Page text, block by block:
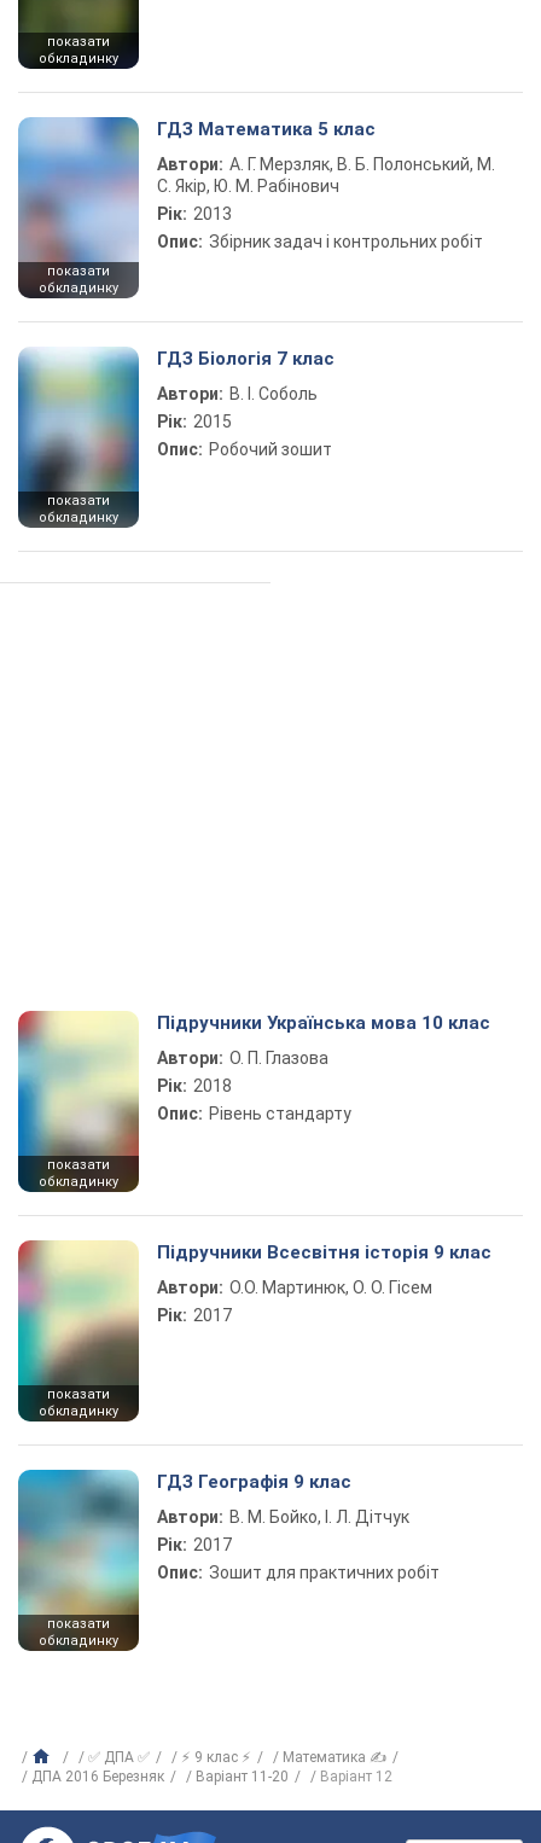
показати
обкладинку
показати
обкладинку
ГДЗ Математика 5 клас
Автори: А. Г. Мерзляк, В. Б. Полонський, М.
С. Якір, Ю. М. Рабінович
Рік: 2013
Опис: Збірник задач і контрольних робіт
показати
обкладинку
ГДЗ Біологія 7 клас
Автори: В. І. Соболь
Рік: 2015
Опис: Робочий зошит
показати
обкладинку
Підручники Українська мова 10 клас
Автори: О. П. Глазова
Рік: 2018
Опис: Рівень стандарту
показати
обкладинку
Підручники Всесвітня історія 9 клас
Автори: О.О. Мартинюк, О. О. Гісем
Рік: 2017
показати
обкладинку
ГДЗ Географія 9 клас
Автори: В. М. Бойко, І. Л. Дітчук
Рік: 2017
Опис: Зошит для практичних робіт
✅ ДПА ✅ ⚡ 9 клас ⚡
Математика ✍
ДПА 2016 Березняк
Варіант 11-20 Варіант 12